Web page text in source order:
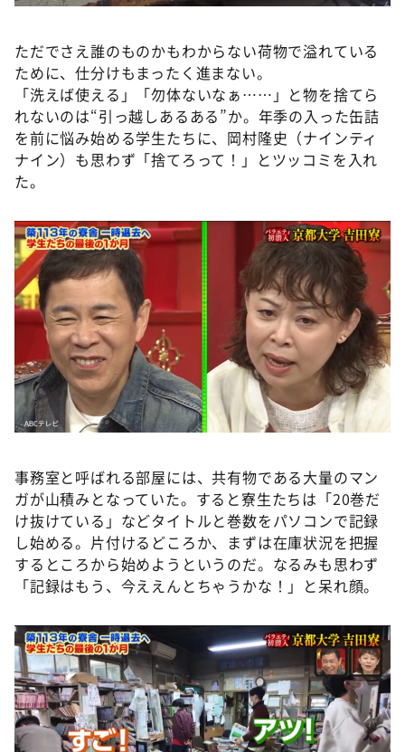
ただでさえ誰のものかもわからない荷物で溢れている
ために、仕分けもまったく進まない。
「洗えば使える」「勿体ないなぁ……」と物を捨てら
れないのは“引っ越しあるある”か。年季の入った缶詰
を前に悩み始める学生たちに、岡村隆史（ナインティ
ナイン）も思わず「捨てろって！」とツッコミを入れ
た。
事務室と呼ばれる部屋には、共有物である大量のマン
ガが山積みとなっていた。すると寮生たちは「20巻だ
け抜けている」などタイトルと巻数をパソコンで記録
し始める。片付けるどころか、まずは在庫状況を把握
するところから始めようというのだ。なるみも思わず
「記録はもう、今ええんとちゃうかな！」と呆れ顔。